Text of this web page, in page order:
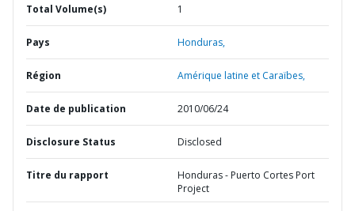
Total Volume(s) 1
Pays Honduras,
Région Amérique latine et Caraïbes,
Date de publication 2010/06/24
Disclosure Status Disclosed
Titre du rapport
Honduras - Puerto Cortes Port
Project